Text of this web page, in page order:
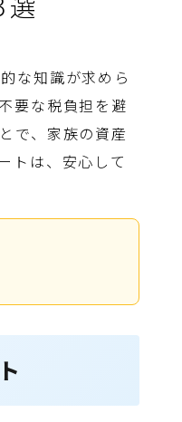
な知識が求めら
要な税負担を避
で、家族の資産
トは、安心して